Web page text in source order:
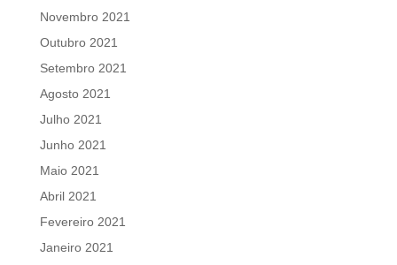
Novembro 2021
Outubro 2021
Setembro 2021
Agosto 2021
Julho 2021
Junho 2021
Maio 2021
Abril 2021
Fevereiro 2021
Janeiro 2021